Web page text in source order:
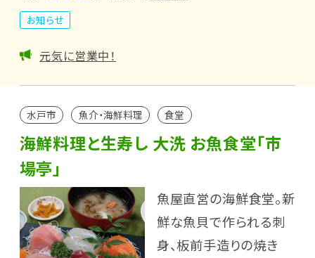
お知らせ
元気に営業中！
水戸市 魚介・海鮮料理 食堂
海鮮料理と生寿し 大洗 お魚食堂「市
場亭」
魚屋直営の海鮮食堂。新
鮮な魚貝で作られる刺
身、板前手造りの焼き